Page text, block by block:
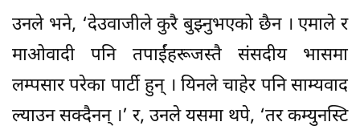
उनले भने, ‘देउवाजीले कुरै बुझ्नुभएको छैन । एमाले र
माओवादी पनि तपाईंहरूजस्तै संसदीय भासमा
लम्पसार परेका पार्टी हुन् । यिनले चाहेर पनि साम्यवाद
ल्याउन सक्दैनन् ।’ र, उनले यसमा थपे, ‘तर कम्युनस्टि